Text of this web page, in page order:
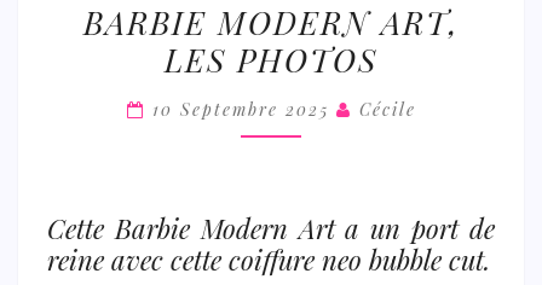
MODERN
ART,
PHOTOS
BARBIE MODERN ART,
LES PHOTOS
10 Septembre 2025 Cécile
Cette Barbie Modern Art a un port de
reine avec cette coiffure neo bubble cut.